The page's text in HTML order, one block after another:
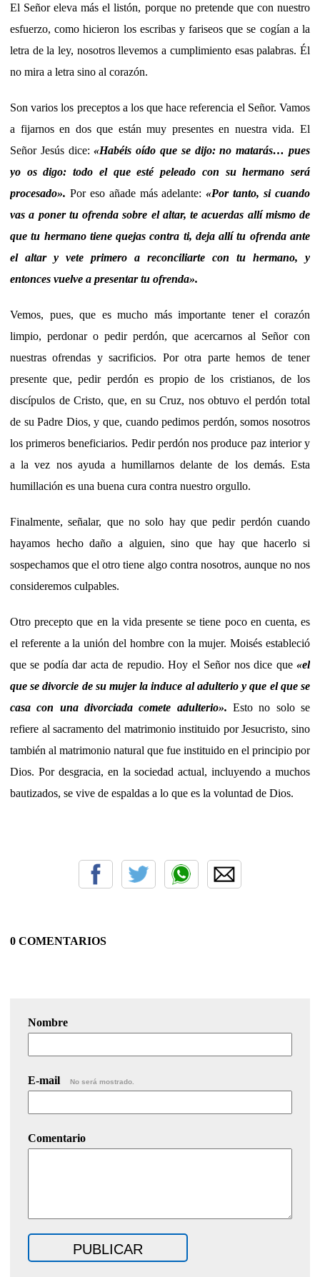
El Señor eleva más el listón, porque no pretende que con nuestro
esfuerzo, como hicieron los escribas y fariseos que se cogían a la
letra de la ley, nosotros llevemos a cumplimiento esas palabras. Él
no mira a letra sino al corazón.
Son varios los preceptos a los que hace referencia el Señor. Vamos
a fijarnos en dos que están muy presentes en nuestra vida. El
Señor Jesús dice:«Habéis oído que se dijo: no matarás… pues
yo os digo: todo el que esté peleado con su hermano será
procesado». Por eso añade más adelante:«Por tanto, si cuando
vas a poner tu ofrenda sobre el altar, te acuerdas allí mismo de
que tu hermano tiene quejas contra ti, deja allí tu ofrenda ante
el altar y vete primero a reconciliarte con tu hermano, y
entonces vuelve a presentar tu ofrenda».
Vemos, pues, que es mucho más importante tener el corazón
limpio, perdonar o pedir perdón, que acercarnos al Señor con
nuestras ofrendas y sacrificios. Por otra parte hemos de tener
presente que, pedir perdón es propio de los cristianos, de los
discípulos de Cristo, que, en su Cruz, nos obtuvo el perdón total
de su Padre Dios, y que, cuando pedimos perdón, somos nosotros
los primeros beneficiarios. Pedir perdón nos produce paz interior y
a la vez nos ayuda a humillarnos delante de los demás. Esta
humillación es una buena cura contra nuestro orgullo.
Finalmente, señalar, que no solo hay que pedir perdón cuando
hayamos hecho daño a alguien, sino que hay que hacerlo si
sospechamos que el otro tiene algo contra nosotros, aunque no nos
consideremos culpables.
Otro precepto que en la vida presente se tiene poco en cuenta, es
el referente a la unión del hombre con la mujer. Moisés estableció
que se podía dar acta de repudio. Hoy el Señor nos dice que «el
que se divorcie de su mujer la induce al adulterio y que el que se
casa con una divorciada comete adulterio». Esto no solo se
refiere al sacramento del matrimonio instituido por Jesucristo, sino
también al matrimonio natural que fue instituido en el principio por
Dios. Por desgracia, en la sociedad actual, incluyendo a muchos
bautizados, se vive de espaldas a lo que es la voluntad de Dios.
0 COMENTARIOS
Nombre
E-mail No será mostrado.
Comentario